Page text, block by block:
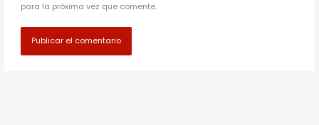
para la próxima vez que comente.